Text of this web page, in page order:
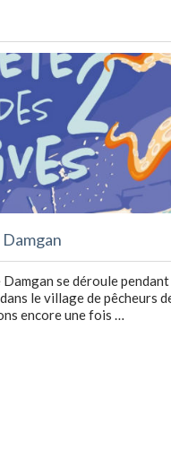
Damgan se déroule pendant
le village de pêcheurs
encore une fois …